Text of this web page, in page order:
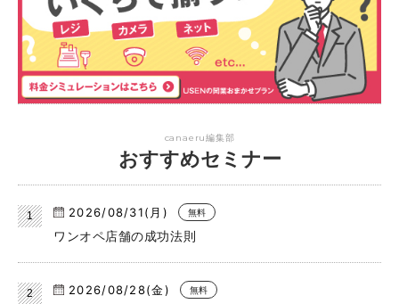
canaeru編集部
おすすめセミナー
2026/08/31(月) 無料
ワンオペ店舗の成功法則
2026/08/28(金) 無料